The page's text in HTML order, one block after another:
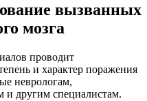
вызванных
мозга
проводит
и характер поражения
неврологам,
и другим специалистам.